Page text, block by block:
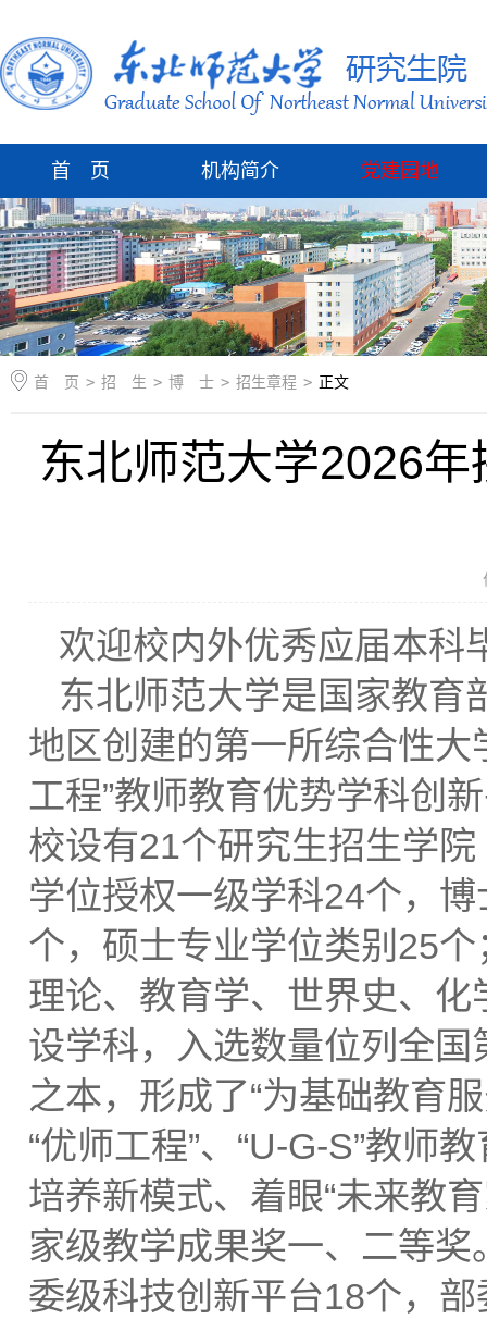
首 页 机构简介 党建园地
首 页 > 招 生 > 博 士 > 招生章程 > 正文
东北师范大学2026
欢迎校内外优秀应届本科
东北师范大学是国家教育
地区创建的第一所综合性大
工程”教师教育优势学科创
校设有21个研究生招生学
学位授权一级学科24个，
个，硕士专业学位类别25
理论、教育学、世界史、化
设学科，入选数量位列全
之本，形成了“为基础教育
“优师工程”、“U-G-S”教师
培养新模式、着眼“未来教
家级教学成果奖一、二等
委级科技创新平台18个，